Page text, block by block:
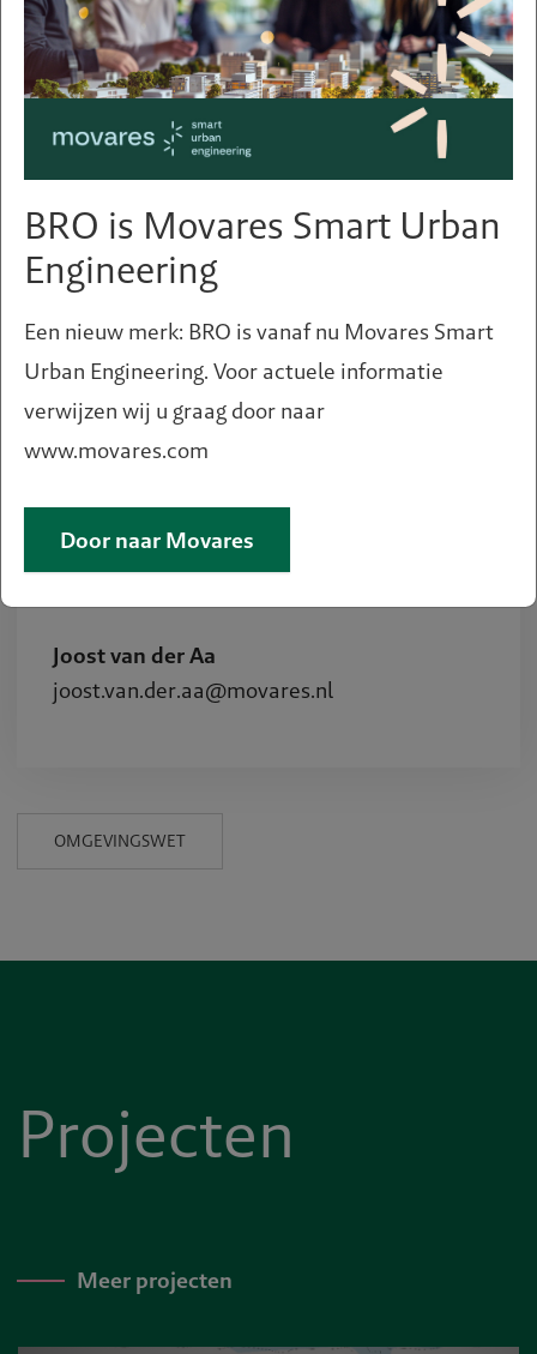
Een vraag of hulp nodig?
Meer informatie?
Joost van der Aa
joost.van.der.aa@movares.nl
OMGEVINGSWET
Projecten
Meer projecten
BRO is Movares Smart Urban
Engineering
Een nieuw merk: BRO is vanaf nu Movares Smart
Urban Engineering. Voor actuele informatie
verwijzen wij u graag door naar
www.movares.com
Door naar Movares